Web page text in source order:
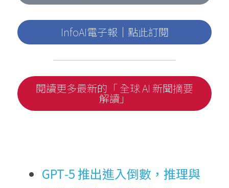
InfoAI電子報｜點此訂閱
閱讀更多最新的「 全球 AI 新聞摘要
解讀」
GPT‑5 推出進入倒數，推理與